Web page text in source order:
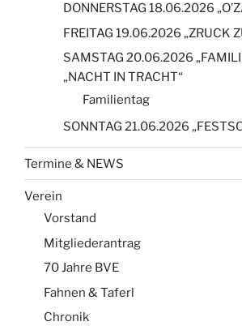
DONNERSTAG 18.06.2026
FREITAG 19.06.2026 „ZRUCK
SAMSTAG 20.06.2026
„NACHT IN TRACHT“
Familientag
SONNTAG 21.06.2026
Termine & NEWS
Verein
Vorstand
Mitgliederantrag
70 Jahre BVE
Fahnen & Taferl
Chronik